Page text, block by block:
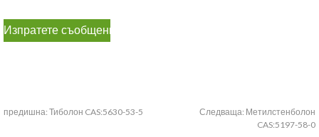
предишна: Тиболон CAS:5630-53-5 Следваща: Метилстенболон
CAS:5197-58-0